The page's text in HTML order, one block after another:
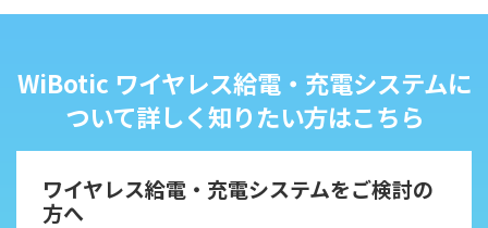
WiBotic ワイヤレス給電・充電システムに
ついて詳しく知りたい方はこちら
ワイヤレス給電・充電システムをご検討の
方へ